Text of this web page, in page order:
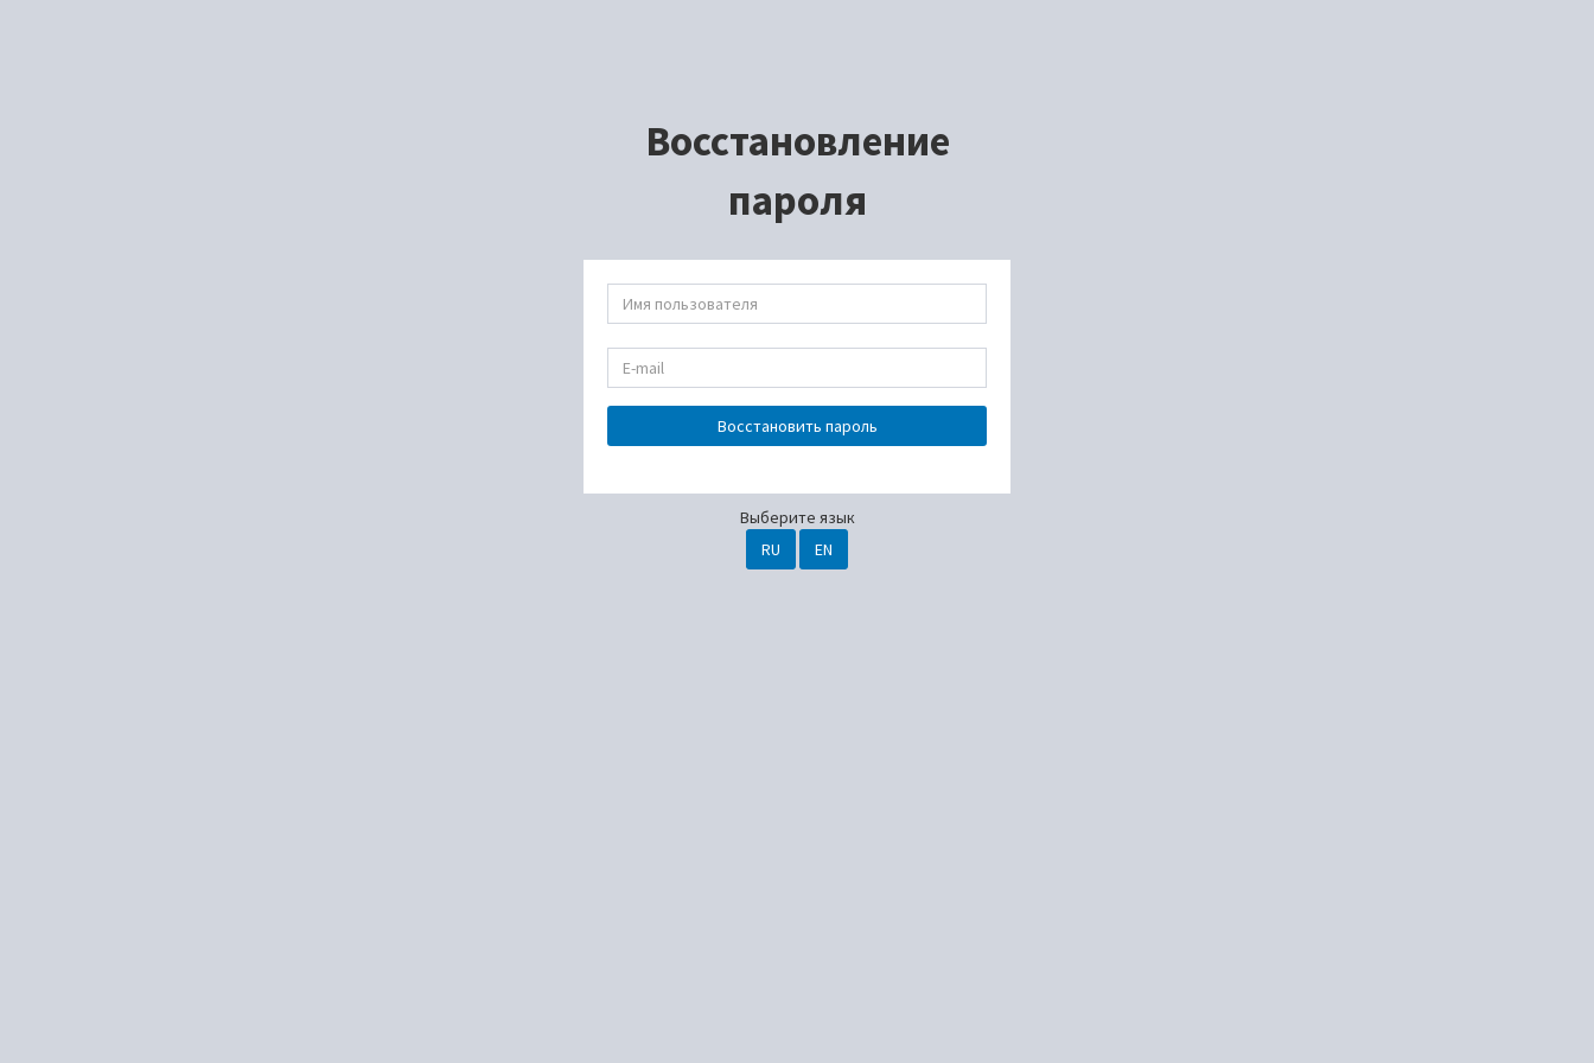
Восстановление
пароля
Восстановить пароль
Выберите язык